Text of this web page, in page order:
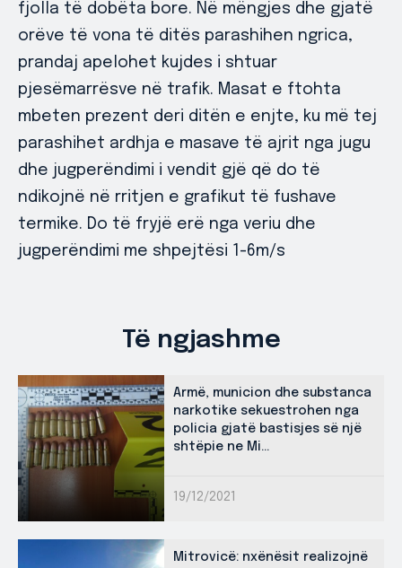
fjolla të dobëta bore. Në mëngjes dhe gjatë
orëve të vona të ditës parashihen ngrica,
prandaj apelohet kujdes i shtuar
pjesëmarrësve në trafik. Masat e ftohta
mbeten prezent deri ditën e enjte, ku më tej
parashihet ardhja e masave të ajrit nga jugu
dhe jugperëndimi i vendit gjë që do të
ndikojnë në rritjen e grafikut të fushave
termike. Do të fryjë erë nga veriu dhe
jugperëndimi me shpejtësi 1-6m/s
Të ngjashme
Armë, municion dhe substanca
narkotike sekuestrohen nga
policia gjatë bastisjes së një
shtëpie ne Mi...
19/12/2021
Mitrovicë: nxënësit realizojnë